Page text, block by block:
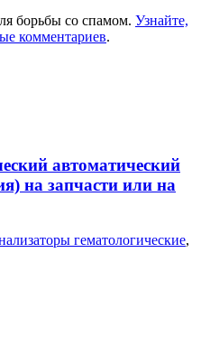
борьбы со спамом. Узнайте,
комментариев.
автоматический
на запчасти или на
гематологические,